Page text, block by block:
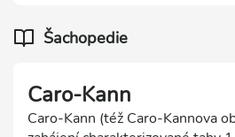
Caro-Kannu, černý ihned vyvíjí
bělopolného střelce.
Šachopedie
Caro-Kann
Caro-Kann (též Caro-Kannova